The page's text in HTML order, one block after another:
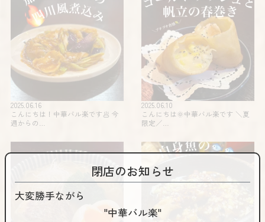
2025.06.16
こんにちは！中華バル楽です🥟 今
週からの…
2025.06.10
こんにちは🌞中華バル楽です️ ＼夏
限定️／…
閉店のお知らせ
大変勝手ながら
"中華バル楽"